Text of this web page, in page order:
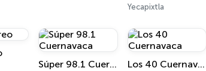
Yecapixtla
Súper 98.1 Cuernavaca Los 40 Cuernavaca